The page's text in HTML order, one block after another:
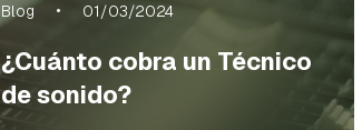
Blog 01/03/2024
¿Cuánto cobra un Técnico
de sonido?